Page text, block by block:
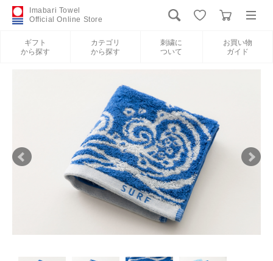
Imabari Towel
Official Online Store
ギフト
から探す
カテゴリ
から探す
刺繍に
ついて
お買い物
ガイド
新規会員登録
カテゴリから探す
刺繍について